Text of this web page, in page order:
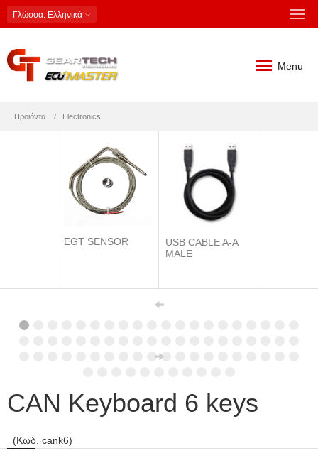
Γλώσσα: Ελληνικά
Menu
Προϊόντα Electronics
EGT SENSOR
USB CABLE A-A
MALE
CAN Keyboard 6 keys
(Κωδ. cank6)